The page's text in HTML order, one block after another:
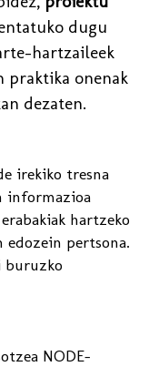
dugu
hartzaileek
praktika onenak
dezaten.
irekiko tresna
informazioa
hartzeko
edozein pertsona.
buruzko
NODE-